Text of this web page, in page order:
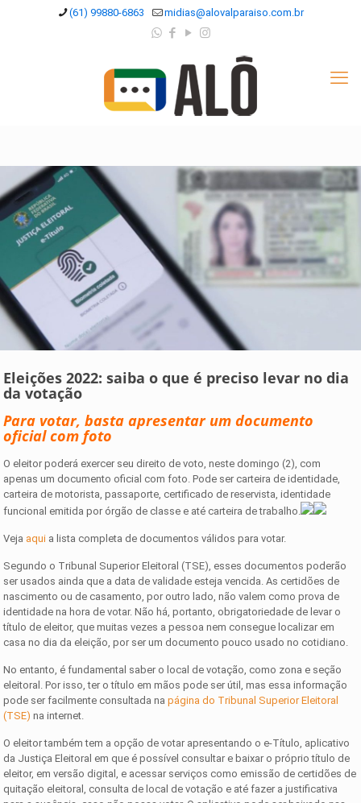
(61) 99880-6863 midias@alovalparaiso.com.br
Eleições 2022: saiba o que é preciso levar no dia
da votação
Para votar, basta apresentar um documento
oficial com foto
O eleitor poderá exercer seu direito de voto, neste domingo (2), com
apenas um documento oficial com foto. Pode ser carteira de identidade,
carteira de motorista, passaporte, certificado de reservista, identidade
funcional emitida por órgão de classe e até carteira de trabalho.
Veja aqui a lista completa de documentos válidos para votar.
Segundo o Tribunal Superior Eleitoral (TSE), esses documentos poderão
ser usados ainda que a data de validade esteja vencida. As certidões de
nascimento ou de casamento, por outro lado, não valem como prova de
identidade na hora de votar. Não há, portanto, obrigatoriedade de levar o
título de eleitor, que muitas vezes a pessoa nem consegue localizar em
casa no dia da eleição, por ser um documento pouco usado no cotidiano.
No entanto, é fundamental saber o local de votação, como zona e seção
eleitoral. Por isso, ter o título em mãos pode ser útil, mas essa informação
pode ser facilmente consultada napágina do Tribunal Superior Eleitoral
(TSE) na internet.
O eleitor também tem a opção de votar apresentando o e-Título, aplicativo
da Justiça Eleitoral em que é possível consultar e baixar o próprio título de
eleitor, em versão digital, e acessar serviços como emissão de certidões de
quitação eleitoral, consulta de local de votação e até fazer a justificativa